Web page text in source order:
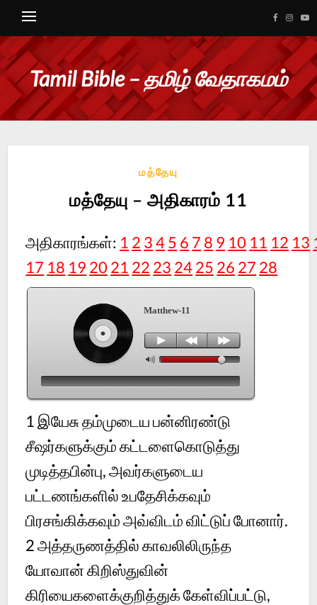
Tamil Bible – தமிழ் வேதாகமம்
மத்தேயு
மத்தேயு – அதிகாரம் 11
அதிகாரங்கள்: 1 2 345 6 7 8 9 10 11 12 13
17 18 19 20 21 22 23 2425 26 27 28
Matthew-11
1 இயேசு தம்முடைய பன்னிரண்டு
சீஷர்களுக்கும் கட்டளைகொடுத்து
முடித்தபின்பு, அவர்களுடைய
பட்டணங்களில் உபதேசிக்கவும்
பிரசங்கிக்கவும் அவ்விடம் விட்டுப் போனார்.
2அத்தருணத்தில் காவலிலிருந்த
யோவான் கிறிஸ்துவின்
கிரியைகளைக்குறித்துக் கேள்விப்பட்டு,